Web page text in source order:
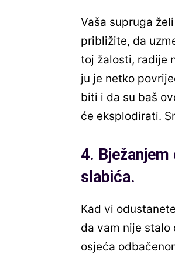
Vaša supruga
približite, da
toj žalosti, radije
ju je netko
biti i da su baš
će eksplodirati.
4.
slabića.
Kad vi
da vam nije stalo
osjeća